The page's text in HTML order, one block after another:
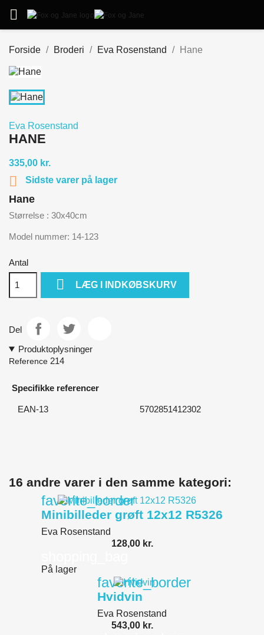

Forside Broderi Eva Rosenstand Hane
Eva Rosenstand
HANE
335,00 kr.
 Sidste varer på lager
Hane
Størrelse : 30x40cm
Model nummer: 14-123
Antal
 LÆG I INDKØBSKURV
Del
Produktoplysninger
Reference 214
Specifikke referencer
EAN-13 5702851412302
16 andre varer i den samme kategori:
favorite_border
Minibilleder grøft 12x12 R5326
Eva Rosenstand
128,00 kr.
På lager
favorite_border
Hvidvin
Eva Rosenstand
543,00 kr.